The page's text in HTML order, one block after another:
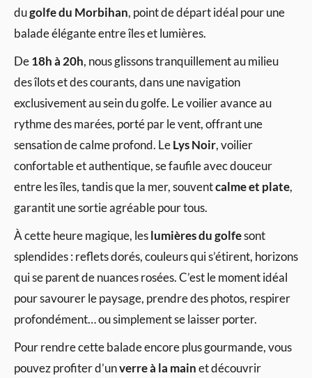
dugolfe du Morbihan, point de départ idéal pour une
balade élégante entre îles et lumières.
De18h à 20h, nous glissons tranquillement au milieu
des îlots et des courants, dans une navigation
exclusivement au sein du golfe. Le voilier avance au
rythme des marées, porté par le vent, offrant une
sensation de calme profond. LeLys Noir, voilier
confortable et authentique, se faufile avec douceur
entre les îles, tandis que la mer, souventcalme et plate,
garantit une sortie agréable pour tous.
À cette heure magique, leslumières du golfesont
splendides : reflets dorés, couleurs qui s’étirent, horizons
qui se parent de nuances rosées. C’est le moment idéal
pour savourer le paysage, prendre des photos, respirer
profondément… ou simplement se laisser porter.
Pour rendre cette balade encore plus gourmande, vous
pouvez profiter d’unverre à la mainet découvrir